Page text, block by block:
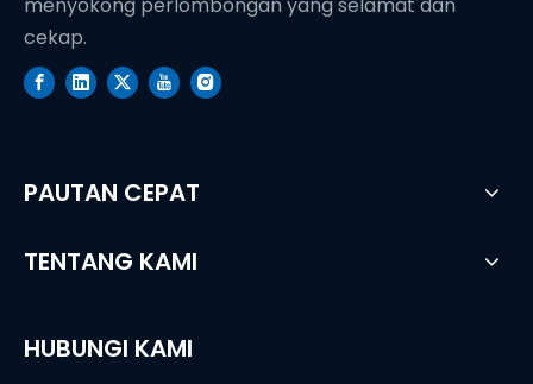
menyokong perlombongan yang selamat dan
cekap.
PAUTAN CEPAT
TENTANG KAMI
HUBUNGI KAMI